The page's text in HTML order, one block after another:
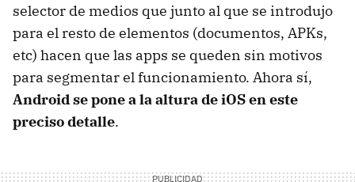
selector de medios que junto al que se introdujo
para el resto de elementos (documentos, APKs,
etc) hacen que las apps se queden sin motivos
para segmentar el funcionamiento. Ahora sí,
Android se pone a la altura de iOS en este
preciso detalle.